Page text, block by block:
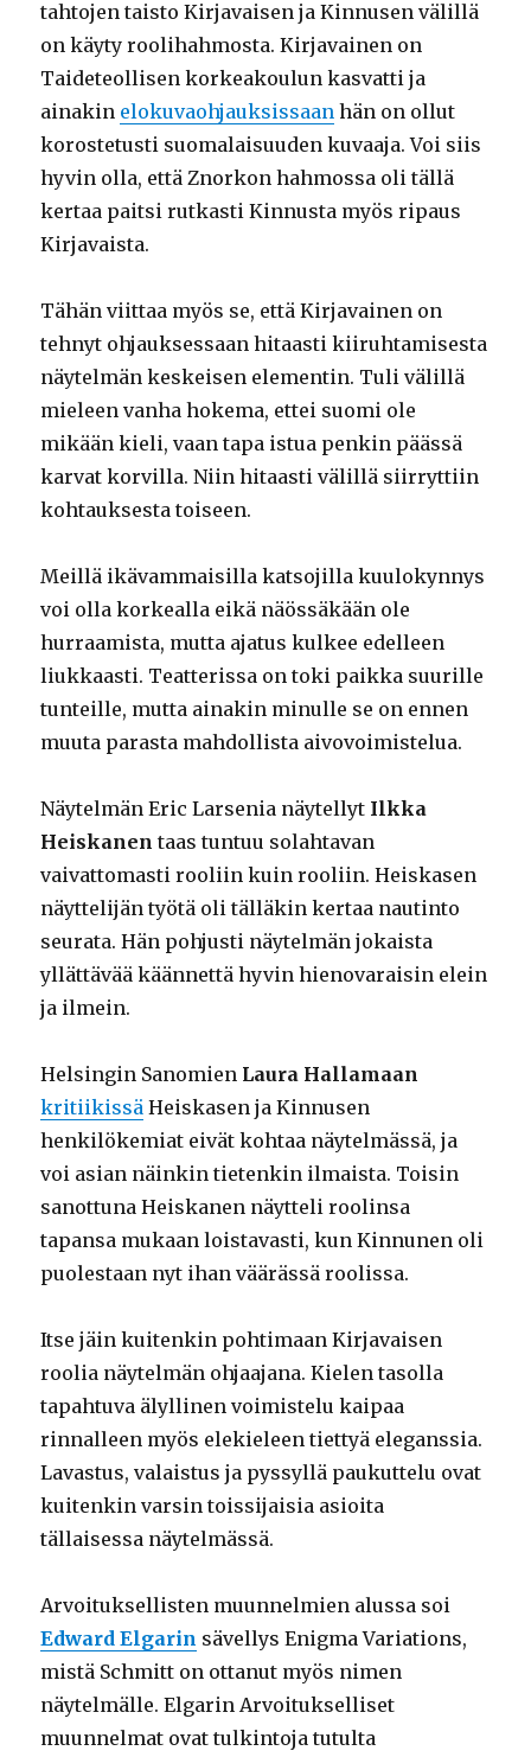
tahtojen taisto Kirjavaisen ja Kinnusen välillä
on käyty roolihahmosta. Kirjavainen on
Taideteollisen korkeakoulun kasvatti ja
ainakin elokuvaohjauksissaan hän on ollut
korostetusti suomalaisuuden kuvaaja. Voi siis
hyvin olla, että Znorkon hahmossa oli tällä
kertaa paitsi rutkasti Kinnusta myös ripaus
Kirjavaista.
Tähän viittaa myös se, että Kirjavainen on
tehnyt ohjauksessaan hitaasti kiiruhtamisesta
näytelmän keskeisen elementin. Tuli välillä
mieleen vanha hokema, ettei suomi ole
mikään kieli, vaan tapa istua penkin päässä
karvat korvilla. Niin hitaasti välillä siirryttiin
kohtauksesta toiseen.
Meillä ikävammaisilla katsojilla kuulokynnys
voi olla korkealla eikä näössäkään ole
hurraamista, mutta ajatus kulkee edelleen
liukkaasti. Teatterissa on toki paikka suurille
tunteille, mutta ainakin minulle se on ennen
muuta parasta mahdollista aivovoimistelua.
Näytelmän Eric Larsenia näytellyt Ilkka
Heiskanen taas tuntuu solahtavan
vaivattomasti rooliin kuin rooliin. Heiskasen
näyttelijän työtä oli tälläkin kertaa nautinto
seurata. Hän pohjusti näytelmän jokaista
yllättävää käännettä hyvin hienovaraisin elein
ja ilmein.
Helsingin Sanomien Laura Hallamaan
kritiikissä Heiskasen ja Kinnusen
henkilökemiat eivät kohtaa näytelmässä, ja
voi asian näinkin tietenkin ilmaista. Toisin
sanottuna Heiskanen näytteli roolinsa
tapansa mukaan loistavasti, kun Kinnunen oli
puolestaan nyt ihan väärässä roolissa.
Itse jäin kuitenkin pohtimaan Kirjavaisen
roolia näytelmän ohjaajana. Kielen tasolla
tapahtuva älyllinen voimistelu kaipaa
rinnalleen myös elekieleen tiettyä eleganssia.
Lavastus, valaistus ja pyssyllä paukuttelu ovat
kuitenkin varsin toissijaisia asioita
tällaisessa näytelmässä.
Arvoituksellisten muunnelmien alussa soi
Edward Elgarin sävellys Enigma Variations,
mistä Schmitt on ottanut myös nimen
näytelmälle. Elgarin Arvoitukselliset
muunnelmat ovat tulkintoja tutulta